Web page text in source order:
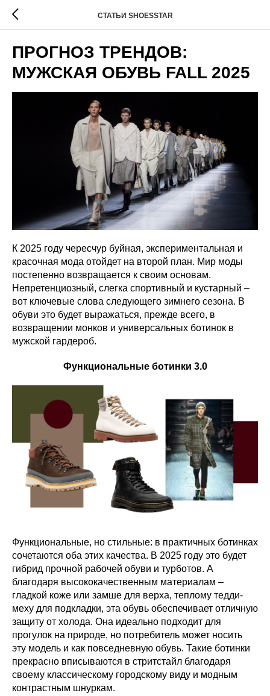
СТАТЬИ SHOESSTAR
ПРОГНОЗ ТРЕНДОВ:
МУЖСКАЯ ОБУВЬ FALL 2025
К 2025 году чересчур буйная, экспериментальная и
красочная мода отойдет на второй план. Мир моды
постепенно возвращается к своим основам.
Непретенциозный, слегка спортивный и кустарный –
вот ключевые слова следующего зимнего сезона. В
обуви это будет выражаться, прежде всего, в
возвращении монков и универсальных ботинок в
мужской гардероб.
Функциональные ботинки 3.0
Функциональные, но стильные: в практичных ботинках
сочетаются оба этих качества. В 2025 году это будет
гибрид прочной рабочей обуви и турботов. А
благодаря высококачественным материалам –
гладкой коже или замше для верха, теплому тедди-
меху для подкладки, эта обувь обеспечивает отличную
защиту от холода. Она идеально подходит для
прогулок на природе, но потребитель может носить
эту модель и как повседневную обувь. Такие ботинки
прекрасно вписываются в стритстайл благодаря
своему классическому городскому виду и модным
контрастным шнуркам.